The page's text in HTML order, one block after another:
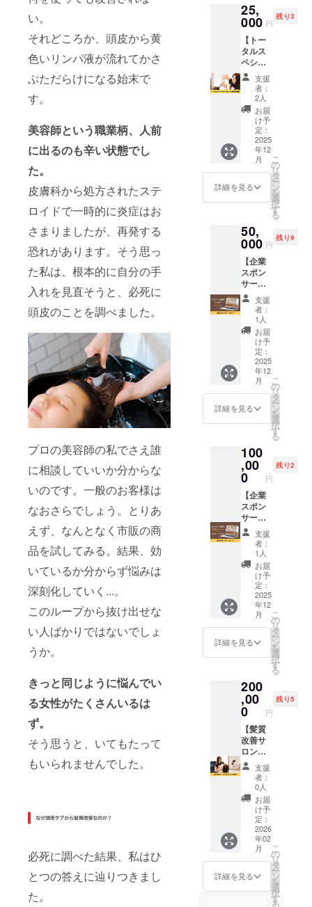
い。
それどころか、頭皮から黄
色いリンパ液が流れてかさ
ぶただらけになる始末で
す。
美容師という職業柄、人前
に出るのも辛い状態でし
た。
皮膚科から処方されたステ
ロイドで一時的に炎症はお
さまりましたが、再発する
恐れがあります。そう思っ
た私は、根本的に自分の手
入れを見直そうと、必死に
頭皮のことを調べました。
プロの美容師の私でさえ誰
に相談していいか分からな
いのです。一般のお客様は
なおさらでしょう。とりあ
えず、なんとなく市販の商
品を試してみる。結果、効
いているか分からず悩みは
深刻化していく...。
このループから抜け出せな
い人ばかりではないでしょ
うか。
きっと同じように悩んでい
る女性がたくさんいるは
ず。
そう思うと、いてもたって
もいられませんでした。
必死に調べた結果、私はひ
とつの答えに辿りつきまし
た。
いやす
さと、
美しい
シル
エット
を両立
した仕
上がり
に整え
ます。
● ヘア
エステ
髪質改
善ヘア
エステ
水分や
栄養分
で補給
し、ダ
メージ
を補
修。柔
らかさ
と艶を
取り戻
し、手
触りの
良い美
髪へと
導きま
す。 ●
スパ リ
ゼー
ション
高い
ヘッド
スパで
頭皮環
境を整
え、血
行促
進・保
湿・疲
労回復
をサ
ポー
ト。髪
と頭皮
を同時
にケア
するこ
根元か
ら健や
実感い
ただけ
ます。
※日程は
メール
で調整
させて
いただ
きま
す。 ※
リター
ンの有
効期限
は2025
年12月
から1年
間で
Dekore
re 兵庫
で、診
断から
結果ま
で数日
かかり
ます。
●カラー
髪質改
善を主
軸にし
たヘア
カラー
をご提
案いた
しま
客様の
お顔の
たお色
味の提
案をさ
せてい
ただき
ます。
● ヘア
エステ
髪質改
善ヘア
エステ
では、
水分や
栄養分
を髪の
で補給
し、ダ
修。柔
らかさ
と艶を
取り戻
し、手
触りの
良い美
髪へと
導きま
す。 ●
スパ リ
ラク
ゼー
ション
効果の
高い
スパで
頭皮環
行促
進・保
湿・疲
労回復
をサ
ポー
ト。髪
と頭皮
を同時
にケア
するこ
とで、
根元か
ら健や
かさを
実感い
ます。
※日程は
して採
取す
る、本
格的な
頭皮診
断で
す。美
容師す
ら肉眼
では確
認不可
能な微
細な情
報を採
取し、
詳しく
調べま
える頭
皮のト
ラブ
ル」ま
で事前
にわか
りま
す。専
門の研
究施設
に送り
ますの
で、診
断から
結果ま
かかり
ます。
検査で
得られ
た情報
をふま
え、髪
の健康
を考慮
した
カット
を行い
ます。
日常で
扱いや
すく、
根元か
ら美し
スタイ
ルをご
す。 ●
カラー
髪質改
善を主
軸にし
たヘア
カラー
をご提
案いた
しま
す。お
客様の
お顔の
雰囲気
にあっ
たお色
案をさ
せてい
ルスト
レート
へ導く
贅沢
コー
ス。美
しい仕
上がり
と髪本
来の健
康を両
立させ
ます。
● 頭皮
検査 頭
皮の角
質を専
して採
取す
る、本
格的な
頭皮診
断で
す。美
容師す
ら肉眼
では確
認不可
能な微
細な情
報を採
取し、
詳しく
調べま
える頭
皮のト
ラブ
ル」ま
で事前
にわか
りま
す。専
門の研
究施設
に送り
ますの
で、診
断から
結果ま
で数日
かかり
ます。
状態に
合わせ
て、健
やかな
髪が育
つよう
にデザ
イン。
毎日の
扱いや
すさ
と、自
然な美
しさを
引き出
すスタ
イルに
仕上げ
25,
000 円
残り3
【トー
タルス
ペシャ
ルケア
セット
（矢野
が施
術）】
『Deko
rereデ
コレ
レ』の
オー
ナーの
矢野が
施術い
す。 検
査＋
カット
＋カ
ラー＋
ヘアエ
ステor
スパの
特別
コース
です。
専門の
キット
で独自
の検査
を行
い、
とで健
やかな
美髪へ
と導き
ます。
● 頭皮
検査 頭
皮の角
質を専
用の
キット
を使用
して採
取す
る、本
格的な
頭皮診
断で
では確
認不可
能な微
細な情
報を採
取し、
詳しく
調べま
す。
「今後
起こり
える頭
皮のト
ラブ
ル」ま
で事前
にわか
りま
支援
者：
2人
お届
け予
定：
2025
年12
月
詳細を見る
こ
の
リ
タ
ー
ン
を
選
択
す
る
50,
000 円
残り9
【企業
スポン
サーシ
ル
バー】
『Deko
rereデ
コレ
レ』の
企業ス
ポン
サーに
なれる
権利で
す。 企
業スポ
として
HPに企
業名と
リンク
を個数
順に掲
載させ
ていた
だきま
す。 ※
掲載す
る内容
はメー
ルにて
確認さ
せてい
ただき
ます。
※ネット
ワーク
たは企
業イ
メージ
が相違
する場
合等、
お断り
させて
いただ
く場合
があり
ます。
お断り
させて
いただ
いた場
合は返
金対応
いたし
ます。
支援
者：
1人
お届
け予
定：
2025
年12
月
詳細を見る
こ
の
リ
タ
ー
ン
を
選
択
す
る
100
,00
0 円
残り2
【企業
スポン
サー
ゴール
ド】
『Deko
rereデ
コレ
レ』の
企業ス
ポン
サーに
なれる
権利で
す。 企
業スポ
として
HPに企
業名と
リンク
掲載さ
せてい
ただき
ます。
また、
商品紹
介ペー
ジの作
成いた
しま
す。 ※
掲載す
る内容
はメー
ルにて
確認さ
支援
者：
1人
お届
け予
定：
2025
年12
月
詳細を見る
こ
の
リ
タ
ー
ン
を
選
択
す
る
200
,00
0 円
残り5
【髪質
改善サ
ロンを
経営す
るため
の講
座：基
礎実践
プログ
ラム】
通常25
万円の
講座を5
名限定
で20％
オフの
支援
者：
0人
お届
け予
定：
2026
年02
月
詳細を見る
こ
の
リ
タ
ー
ン
を
選
択
す
る